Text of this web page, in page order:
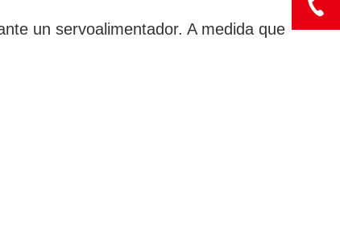
un servoalimentador. A medida que